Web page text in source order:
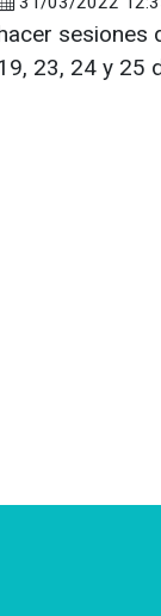
23, 24 y 25